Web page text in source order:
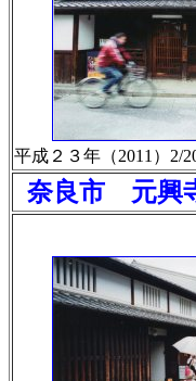
平成２３年（2011）2/
奈良市 元興